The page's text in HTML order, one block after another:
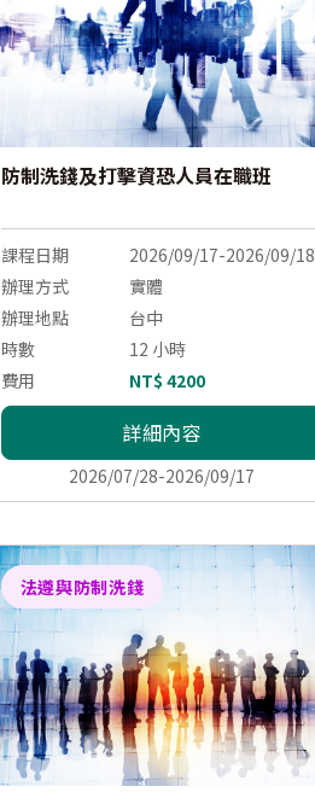
防制洗錢及打擊資恐人員在職班
課程日期
2026/09/17-2026/09/18
辦理方式
實體
辦理地點
台中
時數
12 小時
費用
NT$ 4200
詳細內容
2026/07/28-2026/09/17
法遵與防制洗錢